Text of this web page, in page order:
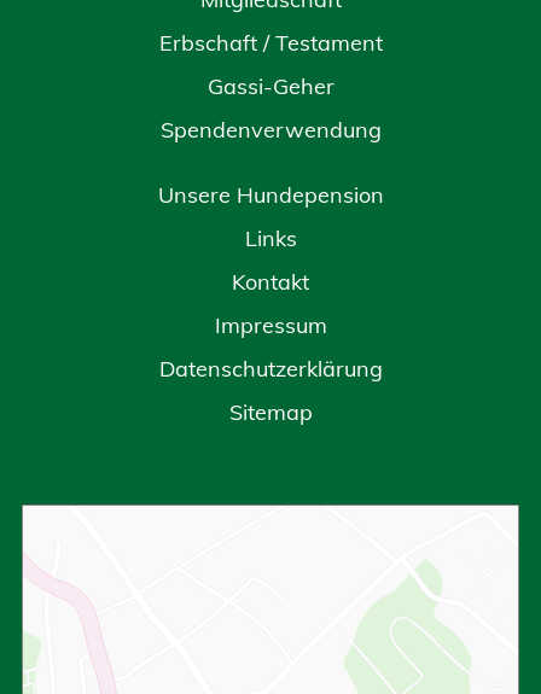
Erbschaft / Testament
Gassi-Geher
Spendenverwendung
Unsere Hundepension
Links
Kontakt
Impressum
Datenschutzerklärung
Sitemap